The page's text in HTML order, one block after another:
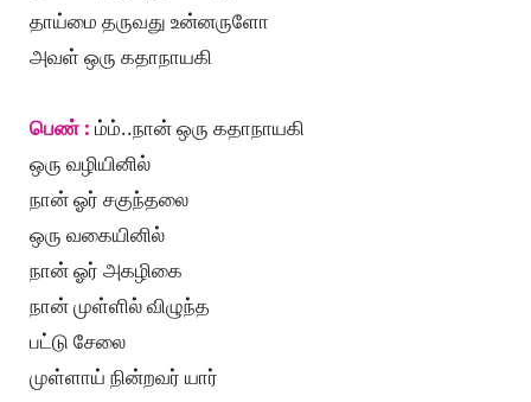
தாய்மை தருவது உன்னருளோ
அவள் ஒரு கதாநாயகி
பெண் : ம்ம்..நான் ஒரு கதாநாயகி
ஒரு வழியினில்
நான் ஓர் சகுந்தலை
ஒரு வகையினில்
நான் ஓர் அகழிகை
நான் முள்ளில் விழுந்த
பட்டு சேலை
முள்ளாய் நின்றவர் யார்